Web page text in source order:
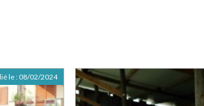
le : 08/02/2024